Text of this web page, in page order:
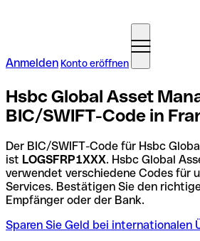
Anmelden Konto eröffnen
Hsbc Global Asset
BIC/SWIFT-Code in
Der BIC/SWIFT-Code für Hsbc
ist LOGSFRP1XXX. Hsbc Global
verwendet verschiedene Codes für
Services. Bestätigen Sie den
Empfänger oder der Bank.
Sparen Sie Geld bei internationalen